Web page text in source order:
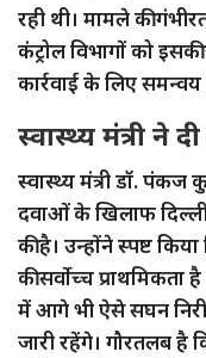
रही थी। मामले की
कंट्रोल विभागों को
कार्रवाई के लिए समन्वय
स्वास्थ्य मंत्री ने
स्वास्थ्य मंत्री डॉ.
दवाओं के खिलाफ दिल्ली
की है। उन्होंने स्पष्ट
की सर्वोच्च
में आगे भी ऐसे सघन
जारी रहेंगे। गौरतलब